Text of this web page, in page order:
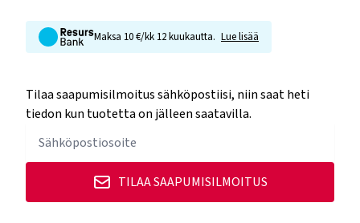
Maksa 10 €/kk 12 kuukautta. Lue lisää
Tilaa saapumisilmoitus sähköpostiisi, niin saat heti
tiedon kun tuotetta on jälleen saatavilla.
TILAA SAAPUMISILMOITUS